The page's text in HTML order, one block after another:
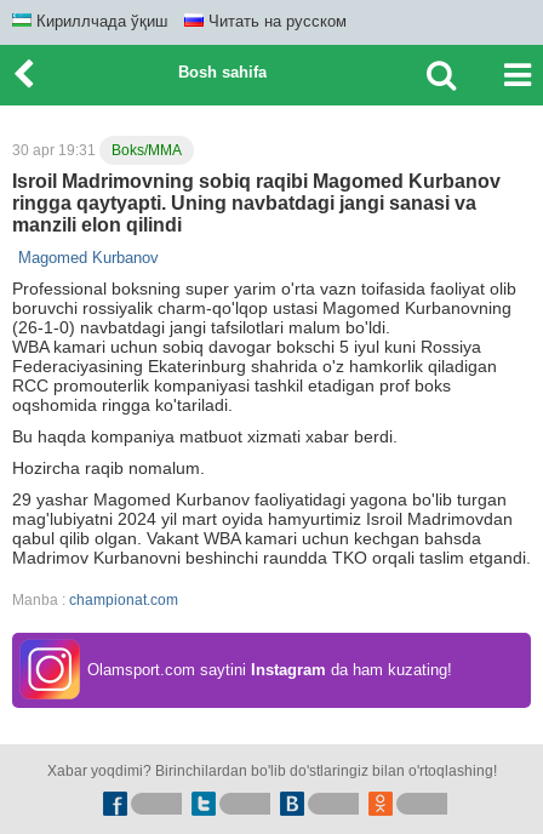
Кириллчада ўқиш Читать на русском
Bosh sahifa
30 apr 19:31 Boks/MMA
Isroil Madrimovning sobiq raqibi Magomed Kurbanov
ringga qaytyapti. Uning navbatdagi jangi sanasi va
manzili elon qilindi
Magomed Kurbanov
Professional boksning super yarim o'rta vazn toifasida faoliyat olib
boruvchi rossiyalik charm-qo'lqop ustasi Magomed Kurbanovning
(26-1-0) navbatdagi jangi tafsilotlari malum bo'ldi.
WBA kamari uchun sobiq davogar bokschi 5 iyul kuni Rossiya
Federaciyasining Ekaterinburg shahrida o'z hamkorlik qiladigan
RCC promouterlik kompaniyasi tashkil etadigan prof boks
oqshomida ringga ko'tariladi.
Bu haqda kompaniya matbuot xizmati xabar berdi.
Hozircha raqib nomalum.
29 yashar Magomed Kurbanov faoliyatidagi yagona bo'lib turgan
mag'lubiyatni 2024 yil mart oyida hamyurtimiz Isroil Madrimovdan
qabul qilib olgan. Vakant WBA kamari uchun kechgan bahsda
Madrimov Kurbanovni beshinchi raundda TKO orqali taslim etgandi.
Manba : championat.com
Olamsport.com saytini Instagram da ham kuzating!
Xabar yoqdimi? Birinchilardan bo'lib do'stlaringiz bilan o'rtoqlashing!